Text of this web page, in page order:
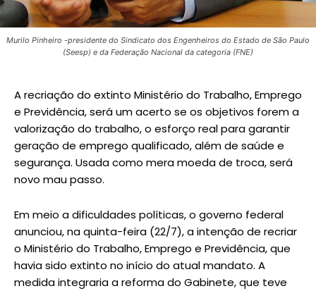
Murilo Pinheiro -presidente do Sindicato dos Engenheiros do Estado de São Paulo
(Seesp) e da Federação Nacional da categoria (FNE)
A recriação do extinto Ministério do Trabalho, Emprego
e Previdência, será um acerto se os objetivos forem a
valorização do trabalho, o esforço real para garantir
geração de emprego qualificado, além de saúde e
segurança. Usada como mera moeda de troca, será
novo mau passo.
Em meio a dificuldades políticas, o governo federal
anunciou, na quinta-feira (22/7), a intenção de recriar
o Ministério do Trabalho, Emprego e Previdência, que
havia sido extinto no início do atual mandato. A
medida integraria a reforma do Gabinete, que teve